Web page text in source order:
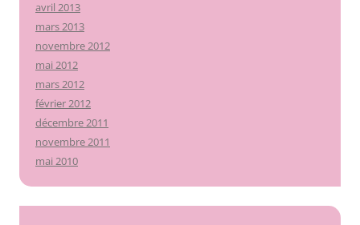
avril 2013
mars 2013
novembre 2012
mai 2012
mars 2012
février 2012
décembre 2011
novembre 2011
mai 2010